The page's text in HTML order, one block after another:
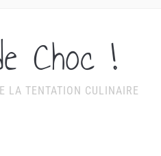
Choc !
LA TENTATION CULINAIRE